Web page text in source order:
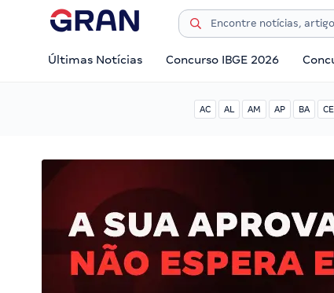
Últimas Notícias Concurso IBGE 2026
AC AL AM AP BA CE